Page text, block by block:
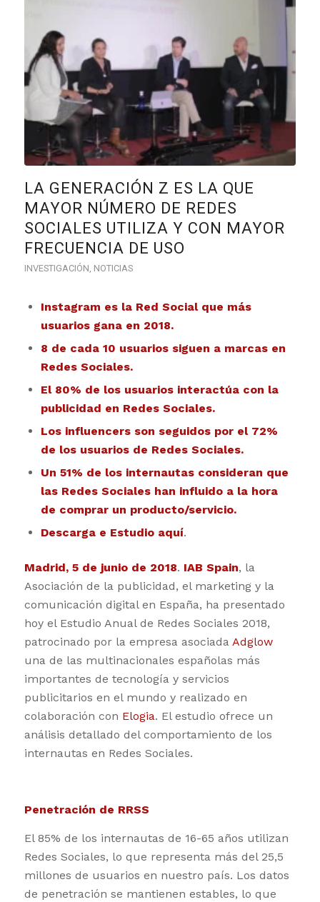
LA GENERACIÓN Z ES LA QUE
MAYOR NÚMERO DE REDES
SOCIALES UTILIZA Y CON MAYOR
FRECUENCIA DE USO
INVESTIGACIÓN, NOTICIAS
Instagram es la Red Social que más
usuarios gana en 2018.
8 de cada 10 usuarios siguen a marcas en
Redes Sociales.
El 80% de los usuarios interactúa con la
publicidad en Redes Sociales.
Los influencers son seguidos por el 72%
de los usuarios de Redes Sociales.
Un 51% de los internautas consideran que
las Redes Sociales han influido a la hora
de comprar un producto/servicio.
Descarga e Estudio aquí.
Madrid, 5 de junio de 2018. IAB Spain, la
Asociación de la publicidad, el marketing y la
comunicación digital en España, ha presentado
hoy el Estudio Anual de Redes Sociales 2018,
patrocinado por la empresa asociada Adglow
una de las multinacionales españolas más
importantes de tecnología y servicios
publicitarios en el mundo y realizado en
colaboración con Elogia. El estudio ofrece un
análisis detallado del comportamiento de los
internautas en Redes Sociales.
Penetración de RRSS
El 85% de los internautas de 16-65 años utilizan
Redes Sociales, lo que representa más del 25,5
millones de usuarios en nuestro país. Los datos
de penetración se mantienen estables, lo que